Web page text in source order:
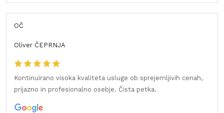
OČ
Oliver ČEPRNJA
Kontinuirano visoka kvaliteta usluge ob sprejemljivih cenah,
prijazno in profesionalno osebje. Čista petka.